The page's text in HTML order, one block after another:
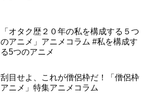
「オタク歴２０年の私を構成する５つ
のアニメ」アニメコラム #私を構成す
る5つのアニメ
刮目せよ、これが僧侶枠だ！「僧侶枠
アニメ」特集アニメコラム